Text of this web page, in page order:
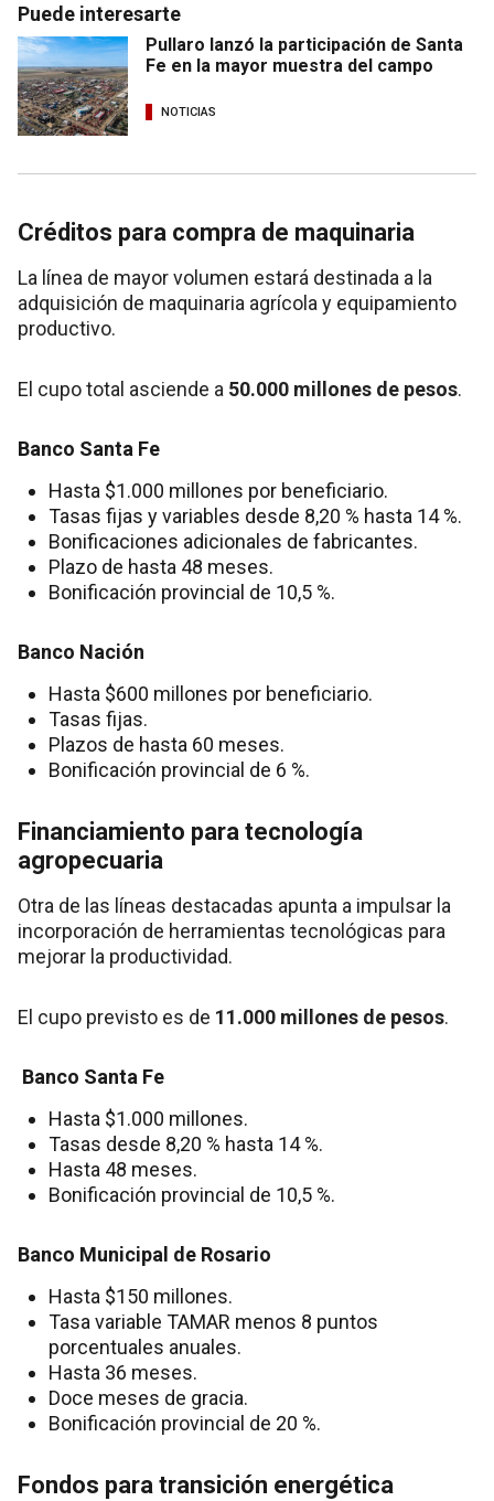
Puede interesarte
Pullaro lanzó la participación de Santa
Fe en la mayor muestra del campo
NOTICIAS
Créditos para compra de maquinaria
La línea de mayor volumen estará destinada a la
adquisición de maquinaria agrícola y equipamiento
productivo.
El cupo total asciende a 50.000 millones de pesos.
Banco Santa Fe
Hasta $1.000 millones por beneficiario.
Tasas fijas y variables desde 8,20 % hasta 14 %.
Bonificaciones adicionales de fabricantes.
Plazo de hasta 48 meses.
Bonificación provincial de 10,5 %.
Banco Nación
Hasta $600 millones por beneficiario.
Tasas fijas.
Plazos de hasta 60 meses.
Bonificación provincial de 6 %.
Financiamiento para tecnología
agropecuaria
Otra de las líneas destacadas apunta a impulsar la
incorporación de herramientas tecnológicas para
mejorar la productividad.
El cupo previsto es de 11.000 millones de pesos.
Banco Santa Fe
Hasta $1.000 millones.
Tasas desde 8,20 % hasta 14 %.
Hasta 48 meses.
Bonificación provincial de 10,5 %.
Banco Municipal de Rosario
Hasta $150 millones.
Tasa variable TAMAR menos 8 puntos
porcentuales anuales.
Hasta 36 meses.
Doce meses de gracia.
Bonificación provincial de 20 %.
Fondos para transición energética